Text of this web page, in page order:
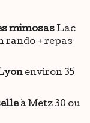
mimosasLac
rando + repas
environ 35
à Metz 30 ou